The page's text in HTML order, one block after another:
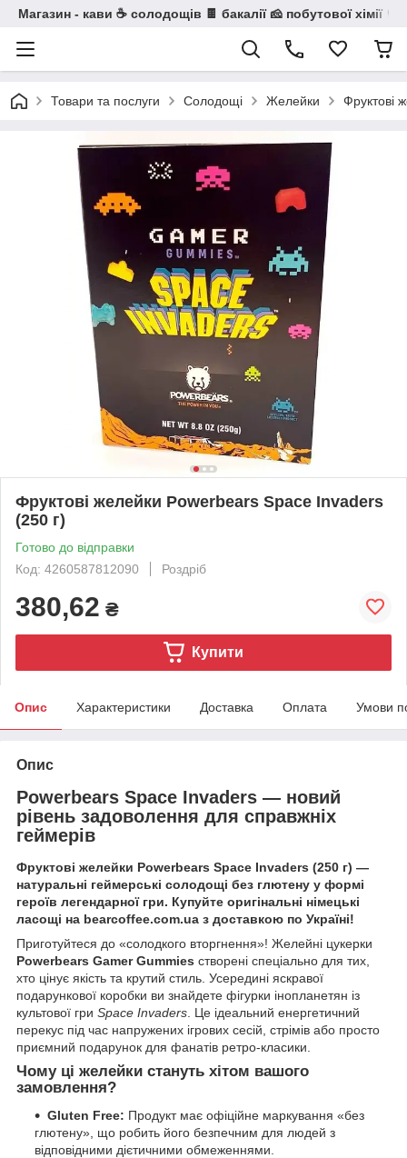
Магазин - кави ☕ солодощів 🍫 бакалії 🧀 побутової хімії 🧼
Товари та послуги Солодощі Желейки Фруктові
Фруктові желейки Powerbears Space Invaders
(250 г)
Готово до відправки
Код: 4260587812090
Роздріб
380,62 ₴
Купити
Опис Характеристики Доставка Оплата Умови
Опис
Powerbears Space Invaders — новий
рівень задоволення для справжніх
геймерів
Фруктові желейки Powerbears Space Invaders (250 г) —
натуральні геймерські солодощі без глютену у формі
героїв легендарної гри. Купуйте оригінальні німецькі
ласощі на bearcoffee.com.ua з доставкою по Україні!
Приготуйтеся до «солодкого вторгнення»! Желейні цукерки
Powerbears Gamer Gummies створені спеціально для тих,
хто цінує якість та крутий стиль. Усередині яскравої
подарункової коробки ви знайдете фігурки інопланетян із
культової гри Space Invaders. Це ідеальний енергетичний
перекус під час напружених ігрових сесій, стрімів або просто
приємний подарунок для фанатів ретро-класики.
Чому ці желейки стануть хітом вашого
замовлення?
Gluten Free: Продукт має офіційне маркування «без
глютену», що робить його безпечним для людей з
відповідними дієтичними обмеженнями.